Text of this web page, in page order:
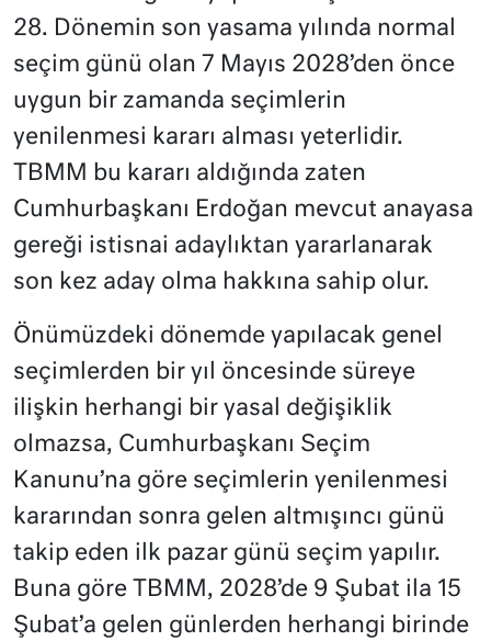
28. Dönemin son yasama yılında normal
seçim günü olan 7 Mayıs 2028’den önce
uygun bir zamanda seçimlerin
yenilenmesi kararı alması yeterlidir.
TBMM bu kararı aldığında zaten
Cumhurbaşkanı Erdoğan mevcut anayasa
gereği istisnai adaylıktan yararlanarak
son kez aday olma hakkına sahip olur.
Önümüzdeki dönemde yapılacak genel
seçimlerden bir yıl öncesinde süreye
ilişkin herhangi bir yasal değişiklik
olmazsa, Cumhurbaşkanı Seçim
Kanunu’na göre seçimlerin yenilenmesi
kararından sonra gelen altmışıncı günü
takip eden ilk pazar günü seçim yapılır.
Buna göre TBMM, 2028’de 9 Şubat ila 15
Şubat’a gelen günlerden herhangi birinde